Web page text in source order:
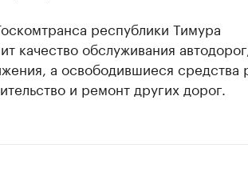
республики Тимура
качество обслуживания автодорог,
а освободившиеся средства
и ремонт других дорог.